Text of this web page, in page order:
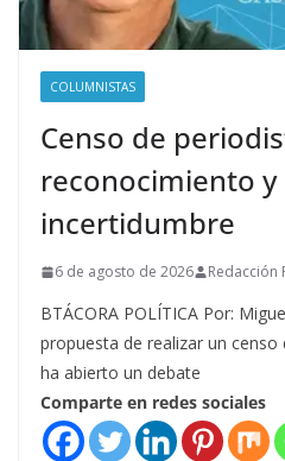
COLUMNISTAS
Censo de
reconocimiento y
incertidumbre
6 de agosto de 2026 Redacción
BTÁCORA POLÍTICA Por:
propuesta de realizar un censo
ha abierto un debate
Comparte en redes sociales